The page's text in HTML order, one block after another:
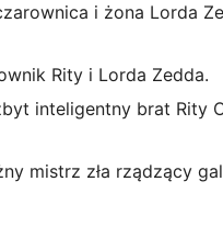
i żona Lorda
Rity i Lorda Zedda.
inteligentny brat Rity
mistrz zła rządzący